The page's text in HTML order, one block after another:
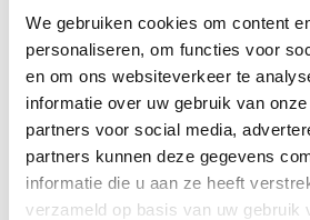
We gebruiken cookies om content
personaliseren, om functies voor
en om ons websiteverkeer te
informatie over uw gebruik van
partners voor social media,
partners kunnen deze gegevens
informatie die u aan ze heeft
verzameld op basis van uw gebruik
eenvoordeur. De infrezing in de deur
grondverf en de 3-puntsluiting
* Krukbediende 3-puntsluiting
Geschikt voor buitendeuren waarbij aan
binnenzijde een deurkrukwordt
sloten worden meestal geplaatst op een
balkondeur. De infrezing in de deur
grondverf en de 3-puntsluiting